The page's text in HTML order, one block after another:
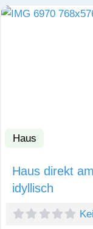
Haus
Haus direkt
idyllisch